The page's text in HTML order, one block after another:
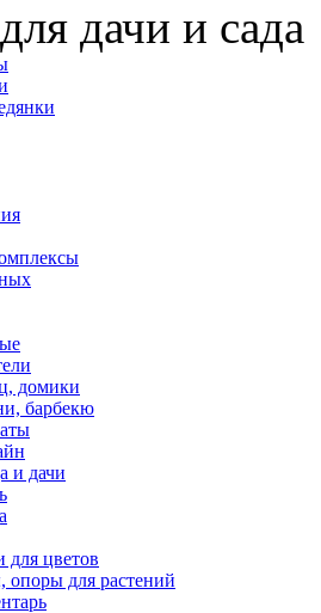
дачи и сада
домики
барбекю
и дачи
для цветов
для растений